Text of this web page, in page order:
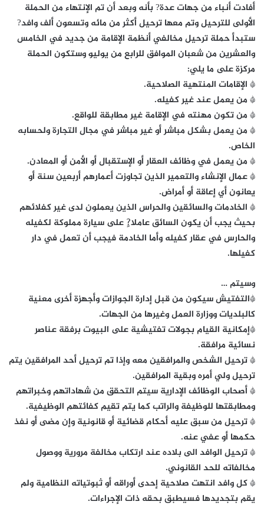
أفادت أنباء من جهات عدة? بأنه وبعد أن تم الإنتهاء من الحملة
الأولى للترحيل وتم معها ترحيل أكثر من مائه وتسعون ألف وافد?
ستبدأ حملة ترحيل مخالفي أنظمة الإقامة من جديد في الخامس
والعشرين من شعبان الموافق للرابع من يوليو وستكون الحملة
مركزة على ما يلي:
* الإقامات المنتهية الصلاحية.
* من يعمل عند غير كفيله.
* من تكون مهنته في الإقامة غير مطابقة للواقع.
* من يعمل بشكل مباشر أو غير مباشر في مجال التجارة ولحسابه
الخاص.
* من يعمل في وظائف العقار أو الإستقبال أو الأمن أو المعادن.
* عمال الإنشاء والتعمير الذين تجاوزت أعمارهم أربعين سنة أو
يعانون أي إعاقة أو أمراض.
* الخادمات والسائقين والحراس الذين يعملون لدى غير كفلائهم
بحيث يجب أن يكون السائق عاملا?ٍ على سيارة مملوكة لكفيله
والحارس في عقار كفيله وأما الخادمة فيجب أن تعمل في دار
كفيلها.
وسيتم …
*التفتيش سيكون من قبل إدارة الجوازات وأجهزة أخرى معنية
كالبلديات ووزارة العمل وغيرها من الجهات.
*إمكانية القيام بجولات تفتيشية على البيوت برفقة عناصر
نسائية مرافقة.
* ترحيل الشخص والمرافقين معه وإذا تم ترحيل أحد المرافقين يتم
ترحيل ولي أمره وبقية المرافقين.
* أصحاب الوظائف الإدارية سيتم التحقق من شهاداتهم وخبراتهم
ومطابقتها للوظيفة والراتب كما يتم تقيم كفائتهم الوظيفية.
* ترحيل من سبق عليه أحكام قضائية أو قانونية وإن مضى أو نفذ
حكمها أو عفي عنه.
* ترحيل الوافد الى بلاده عند ارتكاب مخالفة مرورية ووصول
مخالفاته للحد القانوني.
* كل وافد انتهت صلاحية إحدى أوراقه أو ثبوتياته النظامية ولم
يقم بتجديدها فسيطبق بحقه ذات الإجراءات.